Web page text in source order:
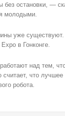
без остановки, —
молодыми.
уже
в Гонконге.
над тем,
что
робота.